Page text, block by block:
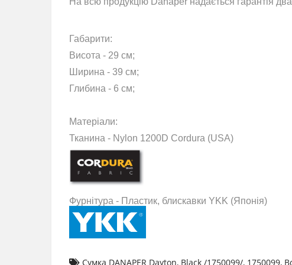
Габарити:
Висота - 29 см;
Ширина - 39 см;
Глибина - 6 см;
Матеріали:
Тканина - Nylon 1200D Cordura (USA)
Фурнітура - Пластик, блискавки YKK (Японія)
Сумка DANAPER Dayton, Black /1750099/, 1750099,